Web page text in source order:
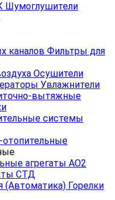
Шумоглушители
каналов Фильтры для
Осушители
Увлажнители
вытяжные
системы
агрегаты АО2
СТД
(Автоматика) Горелки